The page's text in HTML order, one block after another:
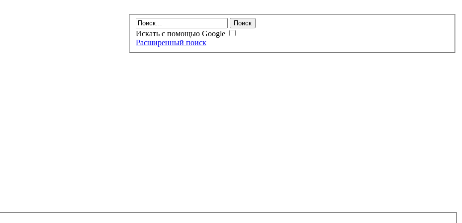
Искать с помощью Google
Расширенный поиск